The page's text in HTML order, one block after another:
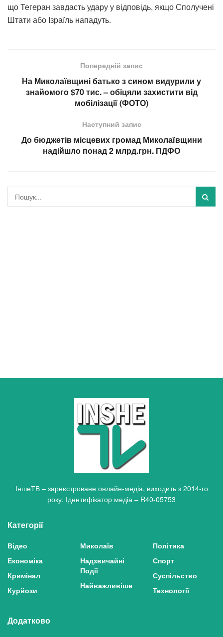
що Тегеран завдасть удару у відповідь, якщо Сполучені
Штати або Ізраїль нападуть.
Попередній запис
На Миколаївщині батько з сином видурили у
знайомого $70 тис. – обіцяли захистити від
мобілізації (ФОТО)
Наступний запис
До бюджетів місцевих громад Миколаївщини
надійшло понад 2 млрд.грн. ПДФО
ІншеТВ – зареєстроване онлайн-медіа, виходить з 2014-го
року. Ідентифікатор медіа – R40-05753
Категорії
Відео
Економіка
Кримінал
Курйози
Миколаїв
Надзвичайні
Події
Найважливіше
Політика
Спорт
Суспільство
Технології
Додатково